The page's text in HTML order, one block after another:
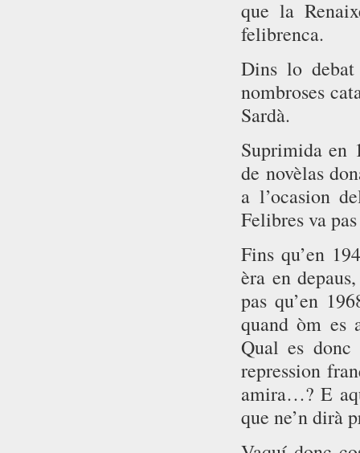
que la
felibrenca.
Dins lo debat
nombroses
Sardà.
Suprimida en
de novèlas
a l’ocasion
Felibres va
Fins qu’en
èra en
pas qu’en
quand òm es
Qual es donc
repression
amira…? E
que ne’n dirà